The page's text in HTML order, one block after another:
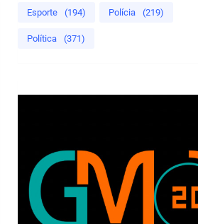
Esporte (194) Polícia (219)
Política (371)